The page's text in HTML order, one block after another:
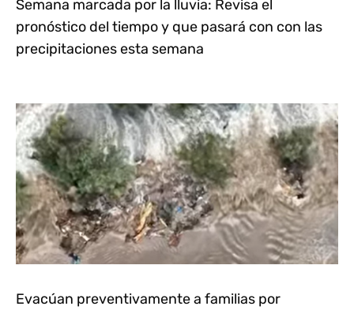
Semana marcada por la lluvia: Revisa el
pronóstico del tiempo y que pasará con con las
precipitaciones esta semana
Evacúan preventivamente a familias por